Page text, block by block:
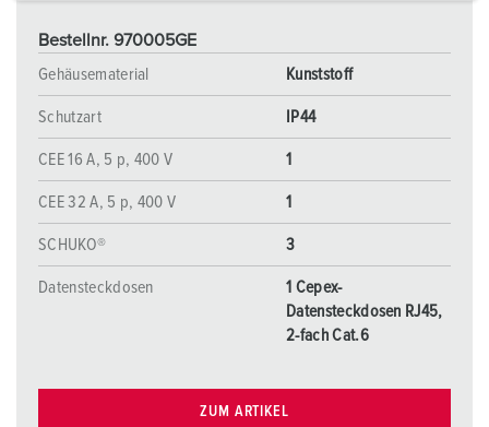
Bestellnr. 970005GE
Gehäusematerial
Kunststoff
Schutzart IP44
CEE 16 A, 5 p, 400 V 1
CEE 32 A, 5 p, 400 V 1
SCHUKO® 3
Datensteckdosen
1 Cepex-
Datensteckdosen RJ45,
2-fach Cat.6
ZUM ARTIKEL